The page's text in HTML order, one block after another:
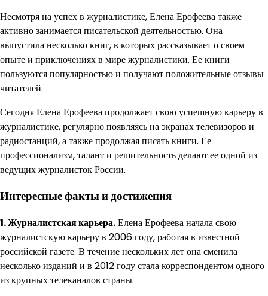
Несмотря на успех в журналистике, Елена Ерофеева также
активно занимается писательской деятельностью. Она
выпустила несколько книг, в которых рассказывает о своем
опыте и приключениях в мире журналистики. Ее книги
пользуются популярностью и получают положительные отзывы
читателей.
Сегодня Елена Ерофеева продолжает свою успешную карьеру в
журналистике, регулярно появляясь на экранах телевизоров и
радиостанций, а также продолжая писать книги. Ее
профессионализм, талант и решительность делают ее одной из
ведущих журналисток России.
Интересные факты и достижения
1. Журналистская карьера.Елена Ерофеева начала свою
журналистскую карьеру в 2006 году, работая в известной
российской газете. В течение нескольких лет она сменила
несколько изданий и в 2012 году стала корреспондентом одного
из крупных телеканалов страны.